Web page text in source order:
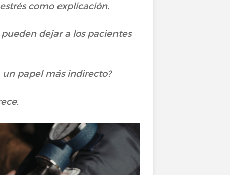
como explicación.
dejar a los pacientes
un papel más indirecto?